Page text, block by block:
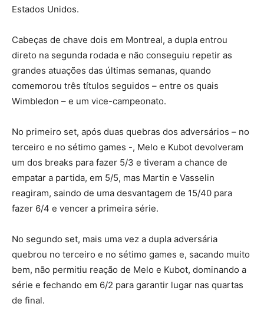
Estados Unidos.
Cabeças de chave dois em Montreal, a dupla entrou
direto na segunda rodada e não conseguiu repetir as
grandes atuações das últimas semanas, quando
comemorou três títulos seguidos – entre os quais
Wimbledon – e um vice-campeonato.
No primeiro set, após duas quebras dos adversários – no
terceiro e no sétimo games -, Melo e Kubot devolveram
um dos breaks para fazer 5/3 e tiveram a chance de
empatar a partida, em 5/5, mas Martin e Vasselin
reagiram, saindo de uma desvantagem de 15/40 para
fazer 6/4 e vencer a primeira série.
No segundo set, mais uma vez a dupla adversária
quebrou no terceiro e no sétimo games e, sacando muito
bem, não permitiu reação de Melo e Kubot, dominando a
série e fechando em 6/2 para garantir lugar nas quartas
de final.